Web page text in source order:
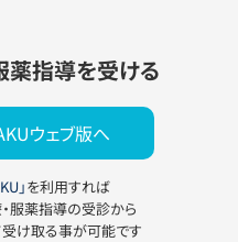
薬指導を受ける
ウェブ版へ
」を利用すれば
服薬指導の受診から
け取る事が可能です